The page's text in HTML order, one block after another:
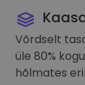
Võrdselt
üle 80%
hõlmates